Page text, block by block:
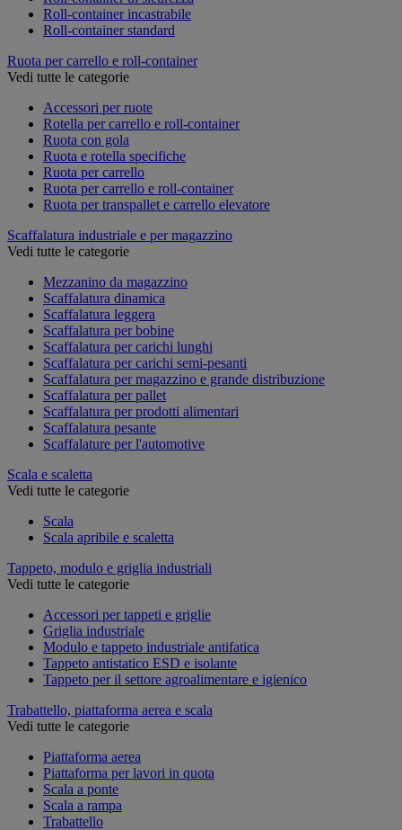
Roll-container incastrabile
Roll-container standard
Ruota per carrello e roll-container
Vedi tutte le categorie
Accessori per ruote
Rotella per carrello e roll-container
Ruota con gola
Ruota e rotella specifiche
Ruota per carrello
Ruota per carrello e roll-container
Ruota per transpallet e carrello elevatore
Scaffalatura industriale e per magazzino
Vedi tutte le categorie
Mezzanino da magazzino
Scaffalatura dinamica
Scaffalatura leggera
Scaffalatura per bobine
Scaffalatura per carichi lunghi
Scaffalatura per carichi semi-pesanti
Scaffalatura per magazzino e grande distribuzione
Scaffalatura per pallet
Scaffalatura per prodotti alimentari
Scaffalatura pesante
Scaffalature per l'automotive
Scala e scaletta
Vedi tutte le categorie
Scala
Scala apribile e scaletta
Tappeto, modulo e griglia industriali
Vedi tutte le categorie
Accessori per tappeti e griglie
Griglia industriale
Modulo e tappeto industriale antifatica
Tappeto antistatico ESD e isolante
Tappeto per il settore agroalimentare e igienico
Trabattello, piattaforma aerea e scala
Vedi tutte le categorie
Piattaforma aerea
Piattaforma per lavori in quota
Scala a ponte
Scala a rampa
Trabattello